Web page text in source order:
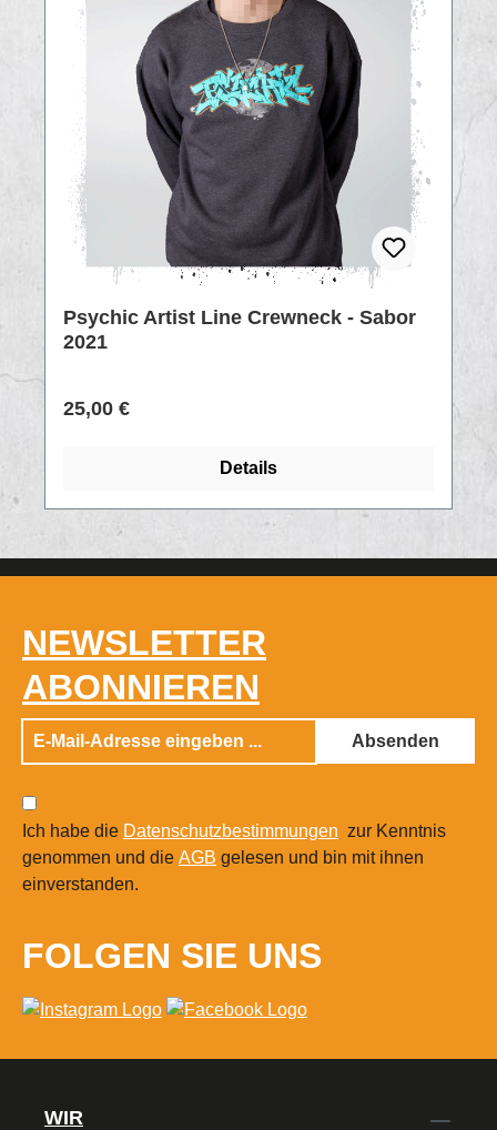
Psychic Artist Line Crewneck - Sabor
2021
Regulärer Preis:
25,00 €
Details
NEWSLETTER
ABONNIEREN
Absenden
Ich habe die Datenschutzbestimmungen zur Kenntnis
genommen und die AGB gelesen und bin mit ihnen
einverstanden.
FOLGEN SIE UNS
WIR